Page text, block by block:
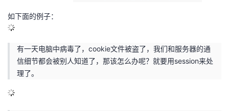
如下面的例子：
有一天电脑中病毒了，cookie文件被盗了，我们和服务器的通
信细节都会被别人知道了，那该怎么办呢？就要用session来处
理了。